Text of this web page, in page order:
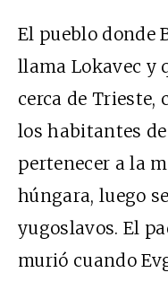
El pueblo donde
llama Lokavec y
cerca de Trieste,
los habitantes
pertenecer a la
húngara, luego
yugoslavos. El
murió cuando